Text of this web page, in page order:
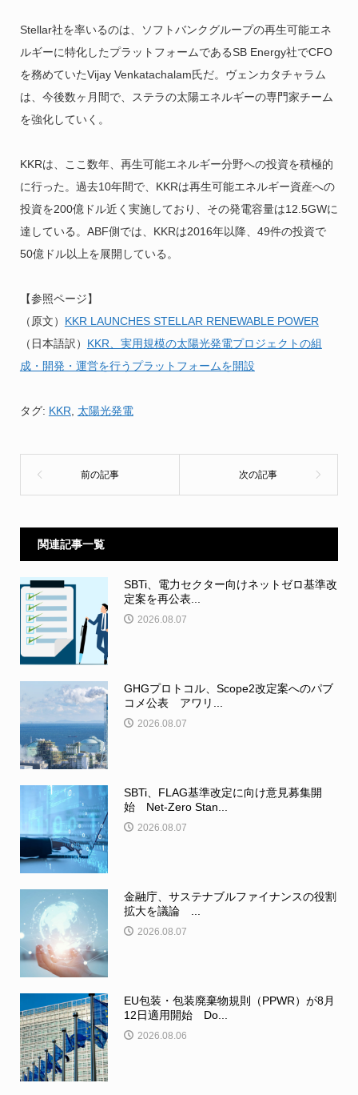
Stellar社を率いるのは、ソフトバンクグループの再生可能エネ
ルギーに特化したプラットフォームであるSB Energy社でCFO
を務めていたVijay Venkatachalam氏だ。ヴェンカタチャラム
は、今後数ヶ月間で、ステラの太陽エネルギーの専門家チーム
を強化していく。
KKRは、ここ数年、再生可能エネルギー分野への投資を積極的
に行った。過去10年間で、KKRは再生可能エネルギー資産への
投資を200億ドル近く実施しており、その発電容量は12.5GWに
達している。ABF側では、KKRは2016年以降、49件の投資で
50億ドル以上を展開している。
【参照ページ】
（原文） KKR LAUNCHES STELLAR RENEWABLE POWER
（日本語訳） KKR、実用規模の太陽光発電プロジェクトの組
成・開発・運営を行うプラットフォームを開設
タグ: KKR 太陽光発電
関連記事一覧
SBTi、電力セクター向けネットゼロ基準改
定案を再公表...
2026.08.07
GHGプロトコル、Scope2改定案へのパブ
コメ公表 アワリ...
2026.08.07
SBTi、FLAG基準改定に向け意見募集開
始 Net-Zero Stan...
2026.08.07
金融庁、サステナブルファイナンスの役割
拡大を議論 ...
2026.08.07
EU包装・包装廃棄物規則（PPWR）が8月
12日適用開始 Do...
2026.08.06